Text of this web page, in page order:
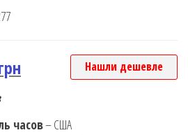
Нашли дешевле
часов– США